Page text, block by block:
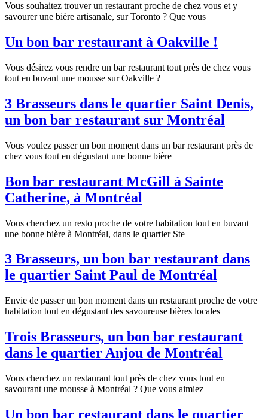
Vous souhaitez trouver un restaurant proche de chez vous et y
savourer une bière artisanale, sur Toronto ? Que vous
Un bon bar restaurant à Oakville !
Vous désirez vous rendre un bar restaurant tout près de chez vous
tout en buvant une mousse sur Oakville ?
3 Brasseurs dans le quartier Saint Denis,
un bon bar restaurant sur Montréal
Vous voulez passer un bon moment dans un bar restaurant près de
chez vous tout en dégustant une bonne bière
Bon bar restaurant McGill à Sainte
Catherine, à Montréal
Vous cherchez un resto proche de votre habitation tout en buvant
une bonne bière à Montréal, dans le quartier Ste
3 Brasseurs, un bon bar restaurant dans
le quartier Saint Paul de Montréal
Envie de passer un bon moment dans un restaurant proche de votre
habitation tout en dégustant des savoureuse bières locales
Trois Brasseurs, un bon bar restaurant
dans le quartier Anjou de Montréal
Vous cherchez un restaurant tout près de chez vous tout en
savourant une mousse à Montréal ? Que vous aimiez
Un bon bar restaurant dans le quartier